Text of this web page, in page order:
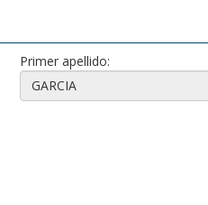
Primer apellido: